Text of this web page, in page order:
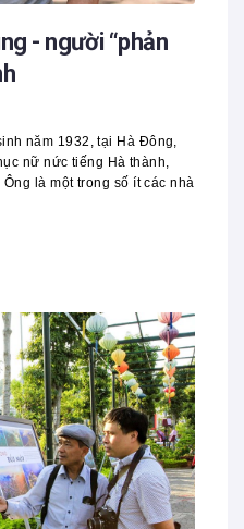
- người “phản
năm 1932, tại Hà Đông,
nữ nức tiếng Hà thành,
là một trong số ít các nhà